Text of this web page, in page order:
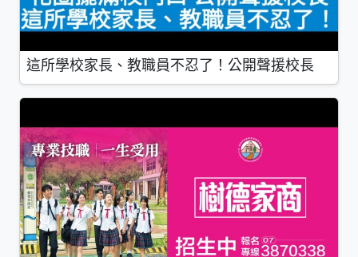
這所學校家長、教職員不忍了！公開聲援校長